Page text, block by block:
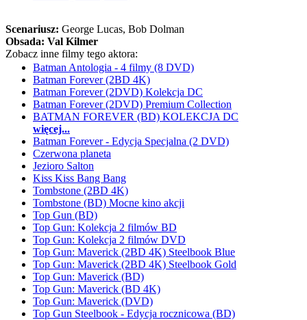
Scenariusz: George Lucas, Bob Dolman
Obsada: Val Kilmer
Zobacz inne filmy tego aktora:
Batman Antologia - 4 filmy (8 DVD)
Batman Forever (2BD 4K)
Batman Forever (2DVD) Kolekcja DC
Batman Forever (2DVD) Premium Collection
BATMAN FOREVER (BD) KOLEKCJA DC
więcej...
Batman Forever - Edycja Specjalna (2 DVD)
Czerwona planeta
Jezioro Salton
Kiss Kiss Bang Bang
Tombstone (2BD 4K)
Tombstone (BD) Mocne kino akcji
Top Gun (BD)
Top Gun: Kolekcja 2 filmów BD
Top Gun: Kolekcja 2 filmów DVD
Top Gun: Maverick (2BD 4K) Steelbook Blue
Top Gun: Maverick (2BD 4K) Steelbook Gold
Top Gun: Maverick (BD)
Top Gun: Maverick (BD 4K)
Top Gun: Maverick (DVD)
Top Gun Steelbook - Edycja rocznicowa (BD)